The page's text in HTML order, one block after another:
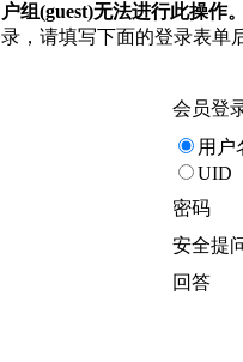
组(guest)无法进行此操作。
，请填写下面的登录表单
会员登
用户
UID
密码
安全提
回答